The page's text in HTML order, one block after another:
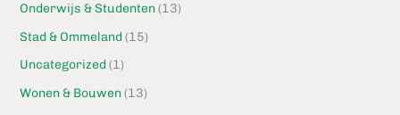
Onderwijs & Studenten(13)
Stad & Ommeland (15)
Uncategorized (1)
Wonen & Bouwen(13)